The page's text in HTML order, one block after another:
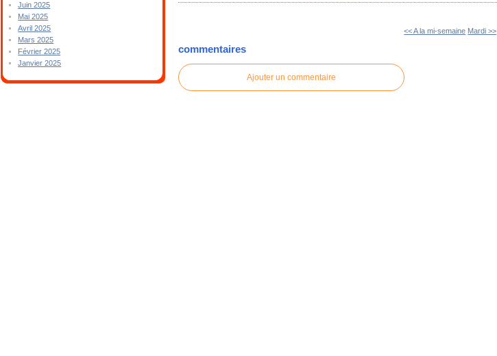
Juin 2025
Mai 2025
Avril 2025
Mars 2025
Février 2025
Janvier 2025
<< A la mi-semaine Mardi >>
commentaires
Ajouter un commentaire